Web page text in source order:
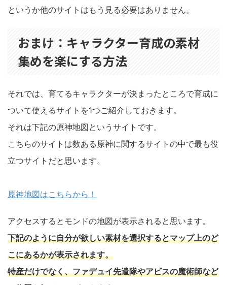
というか他のサイトはもう見る必要はありません。
おまけ：キャラクター育成の素材
集めを楽にする方法
それでは、育てるキャラクターが決まったところで育成に
ついて使えるサイトを1つご紹介しておきます。
それは下記の原神地図というサイトです。
こちらのサイトは数ある原神に関するサイトの中で最も役
立つサイトだと思います。
原神地図はこちらから！
アクセスするとモンドの地図が表示されると思います。
下記のように自分が欲しい素材を選択するとマップ上のど
こにあるかが表示されます。
特産だけでなく、ファデュイ先遣隊やアビスの魔術師など